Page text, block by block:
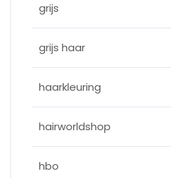
grijs
grijs haar
haarkleuring
hairworldshop
hbo